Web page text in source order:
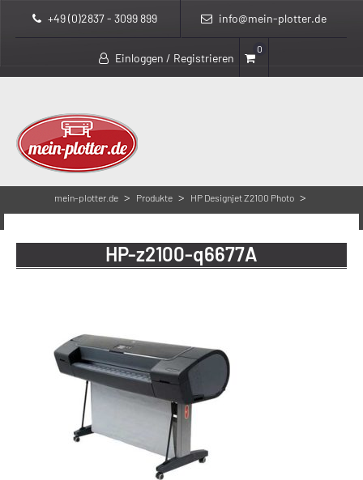
+49 (0)2837 - 3099 899 info@mein-plotter.de
Einloggen / Registrieren
0
mein-plotter.de > Produkte > HP Designjet Z2100 Photo >
HP-z2100-q6677A